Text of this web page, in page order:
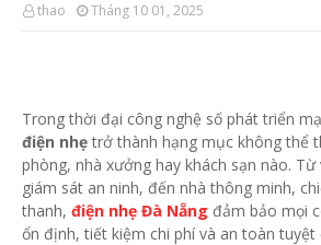
thao Tháng 10 01, 2025
Trong thời đại công nghệ số phát triển
điện nhẹtrở thành hạng mục không thể
phòng, nhà xưởng hay khách sạn nào. Từ
giám sát an ninh, đến nhà thông minh,
thanh, điện nhẹ Đà Nẵng đảm bảo mọi
ổn định, tiết kiệm chi phí và an toàn tuyệt